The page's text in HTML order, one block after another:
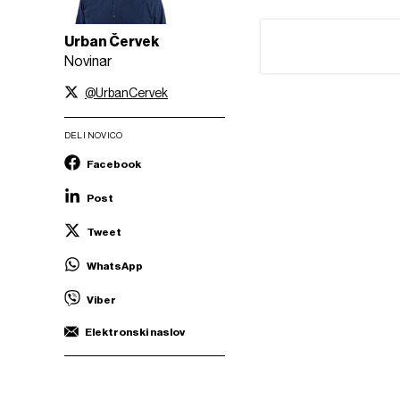
Urban Červek
Novinar
@UrbanCervek
DELI NOVICO
Facebook
Post
Tweet
WhatsApp
Viber
Elektronski naslov